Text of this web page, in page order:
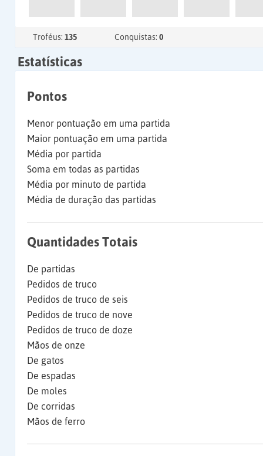
Troféus: 135 Conquistas: 0
Estatísticas
Pontos
Menor pontuação em uma partida
Maior pontuação em uma partida
Média por partida
Soma em todas as partidas
Média por minuto de partida
Média de duração das partidas
Quantidades Totais
De partidas
Pedidos de truco
Pedidos de truco de seis
Pedidos de truco de nove
Pedidos de truco de doze
Mãos de onze
De gatos
De espadas
De moles
De corridas
Mãos de ferro